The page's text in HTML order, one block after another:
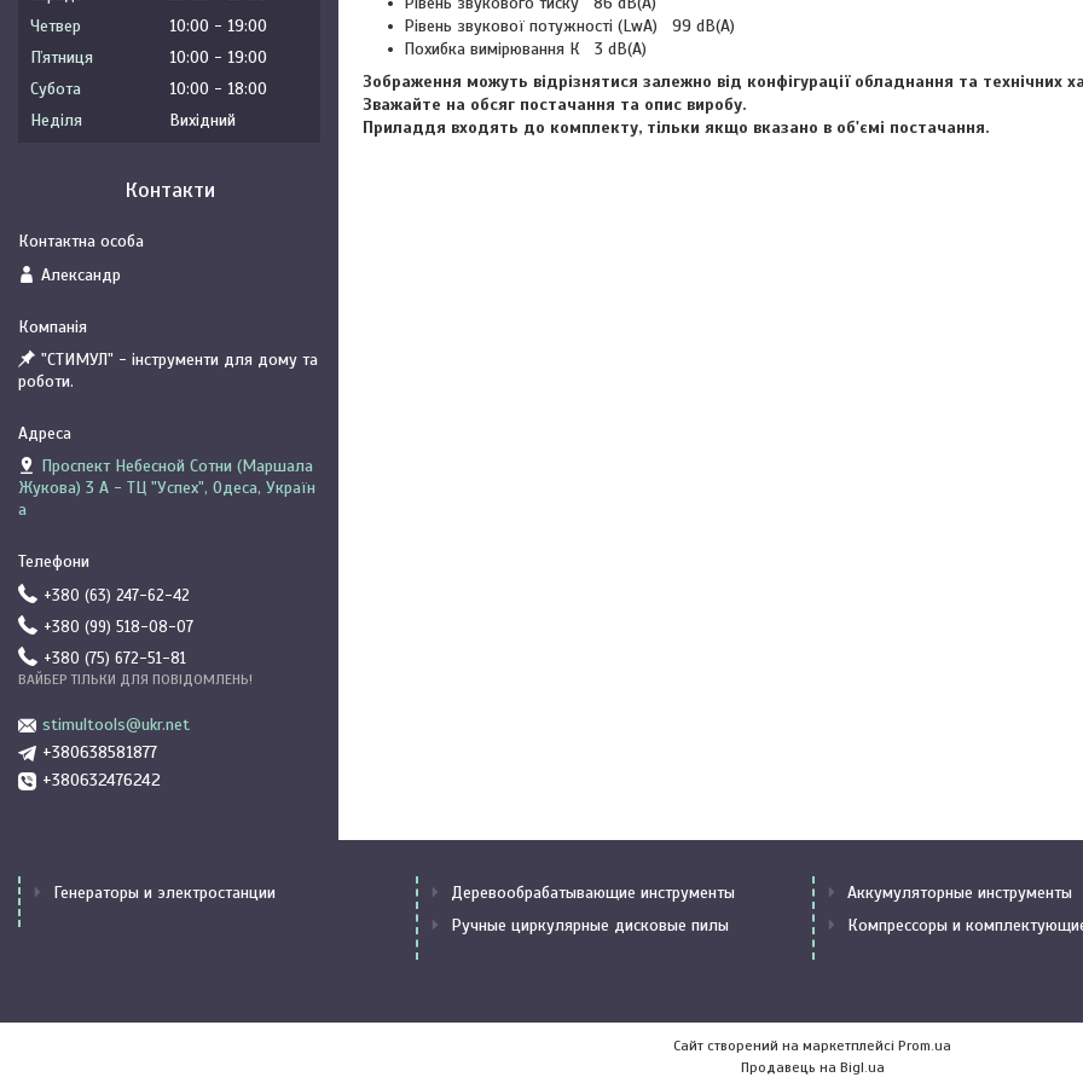
Рівень звукової потужності (LwA) 99 dB(A)
Похибка вимірювання К 3 dB(A)
Зображення можуть відрізнятися залежно від конфігурації обладнання та технічних
Зважайте на обсяг постачання та опис виробу.
Приладдя входять до комплекту, тільки якщо вказано в об'ємі постачання.
Четвер
10:00
19:00
Пʼятниця
10:00
19:00
Субота
10:00
18:00
Неділя
Вихідний
Контакти
Александр
"СТИМУЛ" - інструменти для дому та
роботи.
Проспект Небесной Сотни (Маршала
Жукова) 3 А - ТЦ "Успех", Одеса, Україн
а
+380 (63) 247-62-42
+380 (99) 518-08-07
+380 (75) 672-51-81
ВАЙБЕР ТІЛЬКИ ДЛЯ ПОВІДОМЛЕНЬ!
stimultools@ukr.net
+380638581877
+380632476242
Генераторы и электростанции
Деревообрабатывающие инструменты
Ручные циркулярные дисковые пилы
Аккумуляторные инструменты
Компрессоры и
Сайт створений на маркетплейсі Prom.ua
Продавець на Bigl.ua